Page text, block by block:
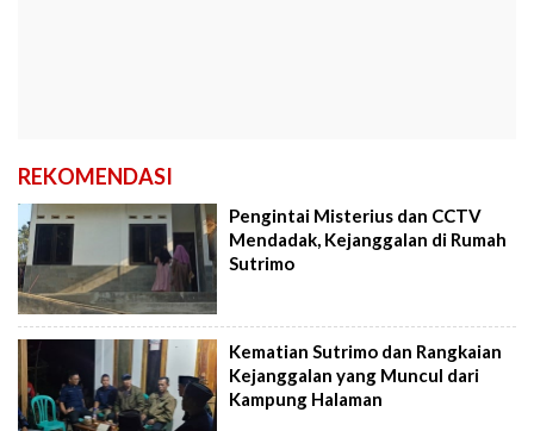
REKOMENDASI
Pengintai Misterius dan CCTV
Mendadak, Kejanggalan di Rumah
Sutrimo
Kematian Sutrimo dan Rangkaian
Kejanggalan yang Muncul dari
Kampung Halaman